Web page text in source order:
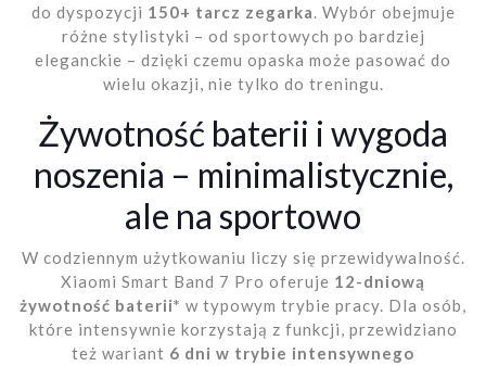
do dyspozycji 150+ tarcz zegarka. Wybór obejmuje
różne stylistyki – od sportowych po bardziej
eleganckie – dzięki czemu opaska może pasować do
wielu okazji, nie tylko do treningu.
Żywotność baterii i wygoda
noszenia – minimalistycznie,
ale na sportowo
W codziennym użytkowaniu liczy się przewidywalność.
Xiaomi Smart Band 7 Pro oferuje 12-dniową
żywotność baterii* w typowym trybie pracy. Dla osób,
które intensywnie korzystają z funkcji, przewidziano
też wariant 6 dni w trybie intensywnego